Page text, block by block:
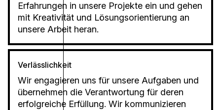
Erfahrungen in unsere Projekte ein und gehen
mit Kreativität und Lösungsorientierung an
unsere Arbeit heran.
Verlässlichkeit
Wir engagieren uns für unsere Aufgaben und
übernehmen die Verantwortung für deren
erfolgreiche Erfüllung. Wir kommunizieren